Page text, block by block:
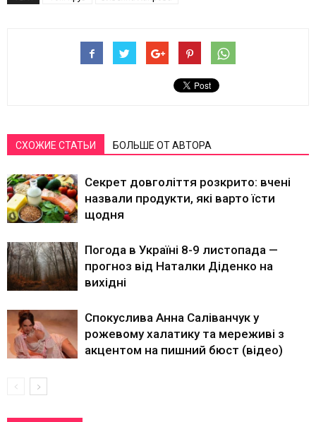
СХОЖИЕ СТАТЬИ БОЛЬШЕ ОТ АВТОРА
Секрет довголіття розкрито: вчені
назвали продукти, які варто їсти
щодня
Погода в Україні 8-9 листопада —
прогноз від Наталки Діденко на
вихідні
Спокуслива Анна Саліванчук у
рожевому халатику та мереживі з
акцентом на пишний бюст (відео)